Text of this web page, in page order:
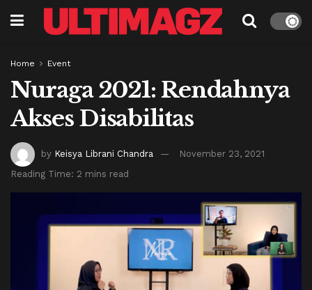
Home Event
Nuraga 2021: Rendahnya
Akses Disabilitas
by Keisya Librani Chandra
November 23, 2021
Reading Time: 2 mins read